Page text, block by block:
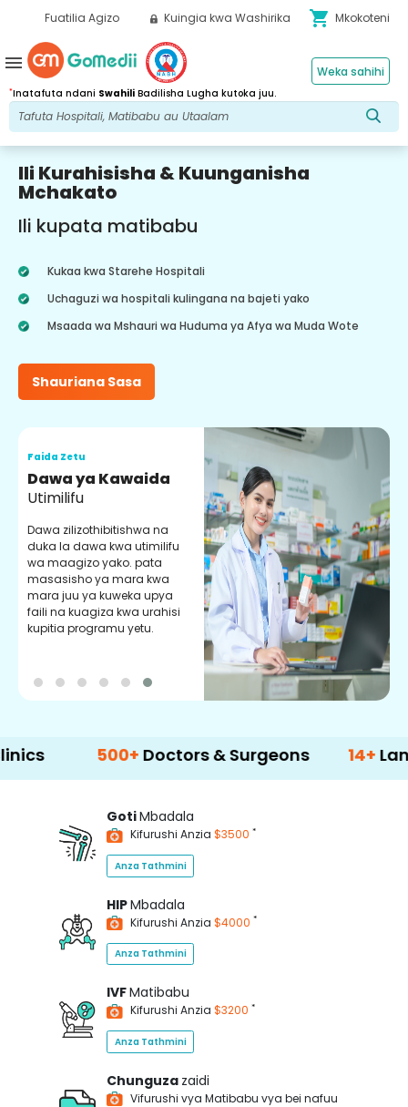
Fuatilia Agizo Kuingia kwa Washirika shopping_cart Mkokoteni
*Inatafuta ndani Swahili Badilisha Lugha kutoka juu.
Weka sahihi
menu
Ili Kurahisisha & Kuunganisha
Mchakato
Ili kupata matibabu
Kukaa kwa Starehe Hospitali
Uchaguzi wa hospitali kulingana na bajeti yako
Msaada wa Mshauri wa Huduma ya Afya wa Muda Wote
Shauriana Sasa
Faida Zetu
Dawa ya Kawaida
Utimilifu
Dawa zilizothibitishwa na
duka la dawa kwa utimilifu
wa maagizo yako. pata
masasisho ya mara kwa
mara juu ya kuweka upya
faili na kuagiza kwa urahisi
kupitia programu yetu.
500+ Doctors & Surgeons 14+
GotiMbadala
Kifurushi Anzia $3500 *
Anza Tathmini
HIPMbadala
Kifurushi Anzia $4000 *
Anza Tathmini
IVFMatibabu
Kifurushi Anzia $3200 *
Anza Tathmini
Chunguza zaidi
Vifurushi vya Matibabu vya bei nafuu